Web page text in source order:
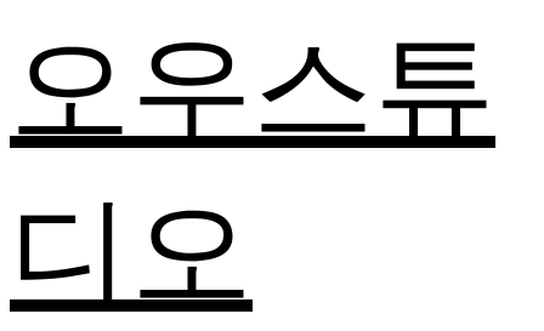
오우스튜
디오